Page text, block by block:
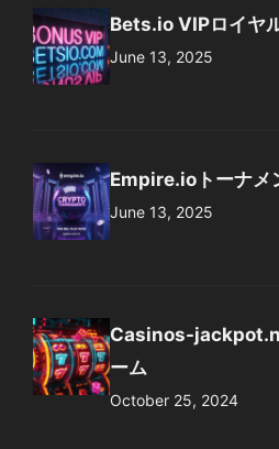
Bets.io VIPロイヤ
June 13, 2025
Empire.ioトーナメ
June 13, 2025
Casinos-
ーム
October 25, 2024